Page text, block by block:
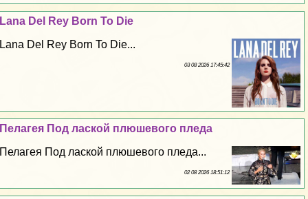
Lana Del Rey Born To Die
Lana Del Rey Born To Die...
03 08 2026 17:45:42
Пелагея Под лаской плюшевого пледа
Пелагея Под лаской плюшевого пледа...
02 08 2026 18:51:12